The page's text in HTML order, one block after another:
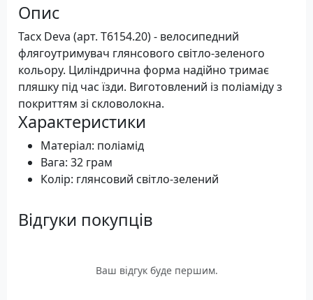
Опис
Tacx Deva (арт. T6154.20) - велосипедний
флягоутримувач глянсового світло-зеленого
кольору. Циліндрична форма надійно тримає
пляшку під час їзди. Виготовлений із поліаміду з
покриттям зі скловолокна.
Характеристики
Матеріал: поліамід
Вага: 32 грам
Колір: глянсовий світло-зелений
Відгуки покупців
Ваш відгук буде першим.